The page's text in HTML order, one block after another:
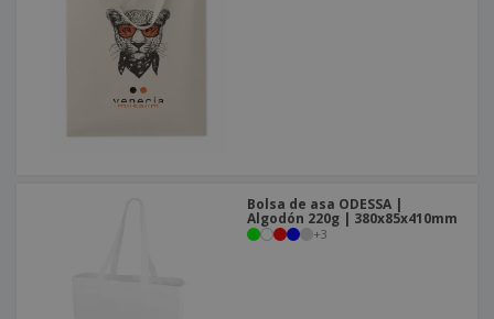
Bolsa de asa ODESSA |
Algodón 220g | 380x85x410mm
+3